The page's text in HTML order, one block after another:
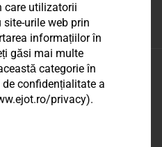
65 B,
care utilizatorii
urile web prin
informațiilor în
găsi mai multe
categorie în
confidențialitate a
privacy).